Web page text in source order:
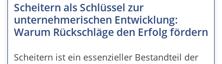
Scheitern als Schlüssel zur
unternehmerischen Entwicklung:
Warum Rückschläge den Erfolg fördern
Scheitern ist ein essenzieller Bestandteil der